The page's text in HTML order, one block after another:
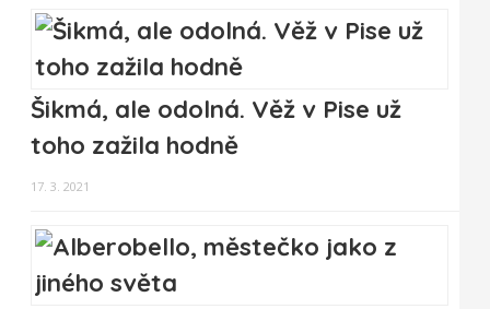
Šikmá, ale odolná. Věž v Pise už
toho zažila hodně
17. 3. 2021